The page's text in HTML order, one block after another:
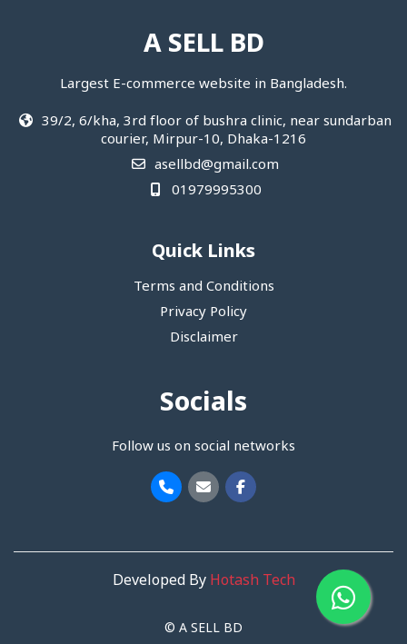
A SELL BD
Largest E-commerce website in Bangladesh.
39/2, 6/kha, 3rd floor of bushra clinic, near sundarban
courier, Mirpur-10, Dhaka-1216
asellbd@gmail.com
01979995300
Quick Links
Terms and Conditions
Privacy Policy
Disclaimer
Socials
Follow us on social networks
© A SELL BD
Developed By Hotash Tech